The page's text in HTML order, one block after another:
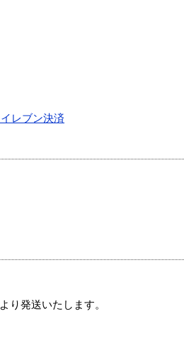
レブン決済
り発送いたします。